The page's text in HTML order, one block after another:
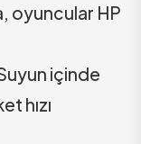
oyuncular HP
içinde
hızı